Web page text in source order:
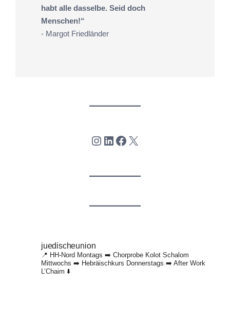
habt alle dasselbe. Seid doch
Menschen!“
- Margot Friedländer
Instagram
LinkedIn
Facebook
X
juedischeunion
📍 HH-Nord Montags ➡️ Chorprobe Kolot Schalom
Mittwochs ➡️ Hebräischkurs Donnerstags ➡️ After Work
L’Chaim ⬇️